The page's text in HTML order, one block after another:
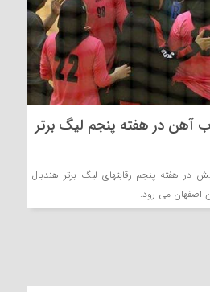
آهن در هفته پنجم لیگ برتر
در هفته پنجم رقابتهای لیگ برتر هندبال
اصفهان می رود.